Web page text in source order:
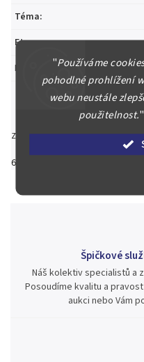
"Používáme
pohodlné prohlížení
webu neustále
použitelnost."
6 000 Kč
Téma:
Etue:
Položka byla vyprodána…
Zeptat se Hlídat Sdílet
Špičkové
Náš kolektiv specialistů a
Posoudíme kvalitu a
aukci nebo Vám